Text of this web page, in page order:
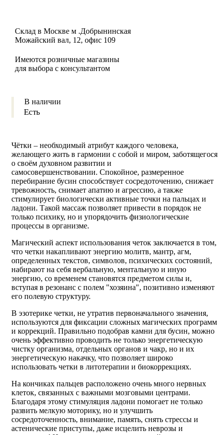
Склад в Москве м .Добрынинская
Можайский вал, 12, офис 109
Имеются розничные магазины
для выбора с консультантом
В наличии
Есть
Чётки – необходимый атрибут каждого человека,
желающего жить в гармонии с собой и миром, заботящегося
о своём духовном развитии и
самосовершенствовании. Спокойное, размеренное
перебирание бусин способствует сосредоточению, снижает
тревожность, снимает апатию и агрессию, а также
стимулирует биологически активные точки на пальцах и
ладони. Такой массаж позволяет привести в порядок не
только психику, но и упорядочить физиологические
процессы в организме.
Магический аспект использования четок заключается в том,
что четки накапливают энергию молитв, мантр, агм,
определенных текстов, символов, психических состояний,
набирают на себя вербальную, ментальную и иную
энергию, со временем становятся предметом силы и,
вступая в резонанс с полем "хозяина", позитивно изменяют
его полевую структуру.
В эзотерике четки, не утратив первоначального значения,
используются для фиксации сложных магических программ
и коррекций. Правильно подобрав камни для бусин, можно
очень эффективно проводить не только энергетическую
чистку организма, отдельных органов и чакр, но и их
энергетическую накачку, что позволяет широко
использовать четки в литотерапии и биокоррекциях.
На кончиках пальцев расположено очень много нервных
клеток, связанных с важными мозговыми центрами.
Благодаря этому стимуляция ладони помогает не только
развить мелкую моторику, но и улучшить
сосредоточенность, внимание, память, снять стрессы и
астенические приступы, даже исцелить неврозы и